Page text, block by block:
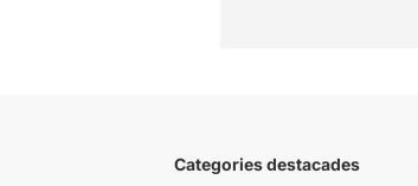
Categories destacades